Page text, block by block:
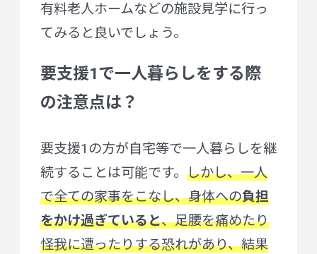
有料老人ホームなどの施設見学に行っ
てみると良いでしょう。
要支援1で一人暮らしをする際
の注意点は？
要支援1の方が自宅等で一人暮らしを継
続することは可能です。 しかし、一人
で全ての家事をこなし、身体への負担
をかけ過ぎていると、足腰を痛めたり
怪我に遭ったりする恐れがあり、結果